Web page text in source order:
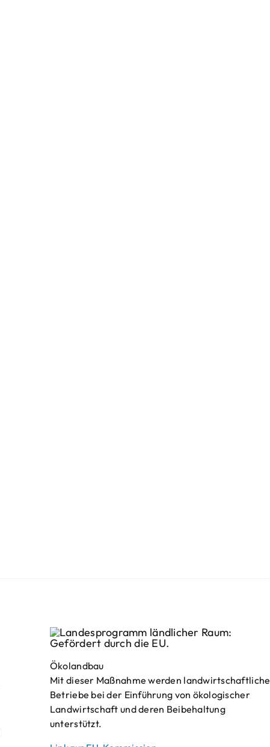
Ökolandbau
Mit dieser Maßnahme werden landwirtschaftliche
Betriebe bei der Einführung von ökologischer
Landwirtschaft und deren Beibehaltung
unterstützt.